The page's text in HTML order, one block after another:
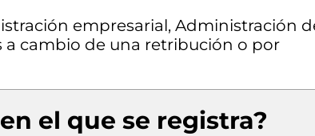
empresarial, Administración
a cambio de una retribución o por
el que se registra?